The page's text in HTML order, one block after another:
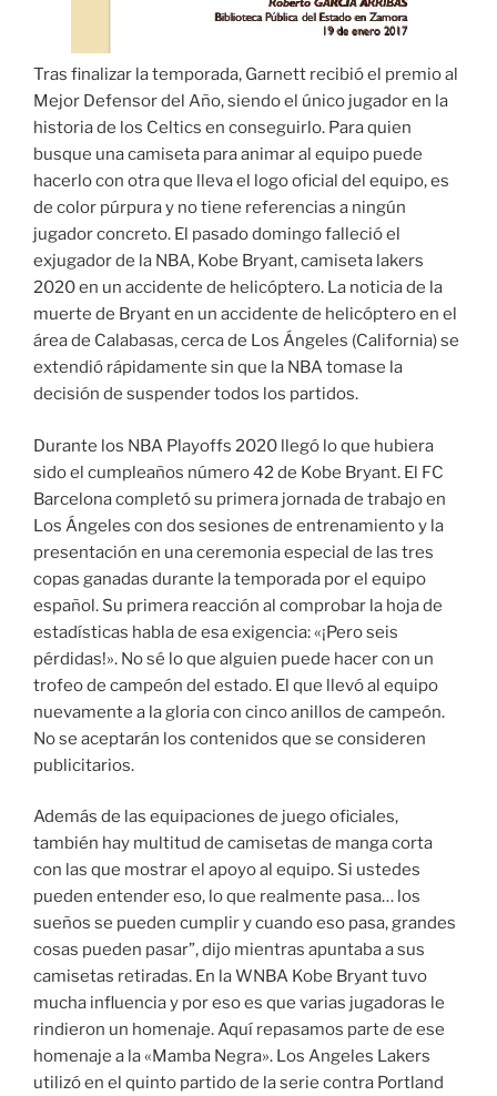
Tras finalizar la temporada, Garnett recibió el premio al
Mejor Defensor del Año, siendo el único jugador en la
historia de los Celtics en conseguirlo. Para quien
busque una camiseta para animar al equipo puede
hacerlo con otra que lleva el logo oficial del equipo, es
de color púrpura y no tiene referencias a ningún
jugador concreto. El pasado domingo falleció el
exjugador de la NBA, Kobe Bryant, camiseta lakers
2020 en un accidente de helicóptero. La noticia de la
muerte de Bryant en un accidente de helicóptero en el
área de Calabasas, cerca de Los Ángeles (California) se
extendió rápidamente sin que la NBA tomase la
decisión de suspender todos los partidos.
Durante los NBA Playoffs 2020 llegó lo que hubiera
sido el cumpleaños número 42 de Kobe Bryant. El FC
Barcelona completó su primera jornada de trabajo en
Los Ángeles con dos sesiones de entrenamiento y la
presentación en una ceremonia especial de las tres
copas ganadas durante la temporada por el equipo
español. Su primera reacción al comprobar la hoja de
estadísticas habla de esa exigencia: «¡Pero seis
pérdidas!». No sé lo que alguien puede hacer con un
trofeo de campeón del estado. El que llevó al equipo
nuevamente a la gloria con cinco anillos de campeón.
No se aceptarán los contenidos que se consideren
publicitarios.
Además de las equipaciones de juego oficiales,
también hay multitud de camisetas de manga corta
con las que mostrar el apoyo al equipo. Si ustedes
pueden entender eso, lo que realmente pasa… los
sueños se pueden cumplir y cuando eso pasa, grandes
cosas pueden pasar”, dijo mientras apuntaba a sus
camisetas retiradas. En la WNBA Kobe Bryant tuvo
mucha influencia y por eso es que varias jugadoras le
rindieron un homenaje. Aquí repasamos parte de ese
homenaje a la «Mamba Negra». Los Angeles Lakers
utilizó en el quinto partido de la serie contra Portland